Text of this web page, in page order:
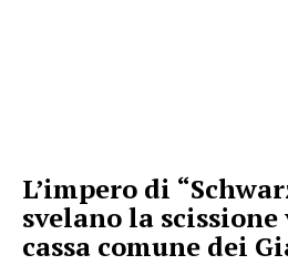
L’impero di
svelano la
cassa comune dei